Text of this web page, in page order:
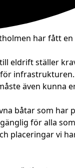
har fått
eldrift ställer
även
båtar som
för alla
placeringar vi